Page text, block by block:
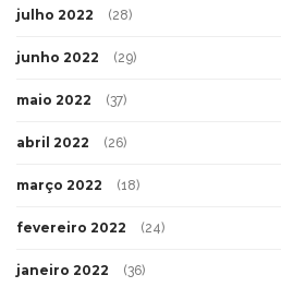
julho 2022 (28)
junho 2022 (29)
maio 2022 (37)
abril 2022 (26)
março 2022 (18)
fevereiro 2022 (24)
janeiro 2022 (36)